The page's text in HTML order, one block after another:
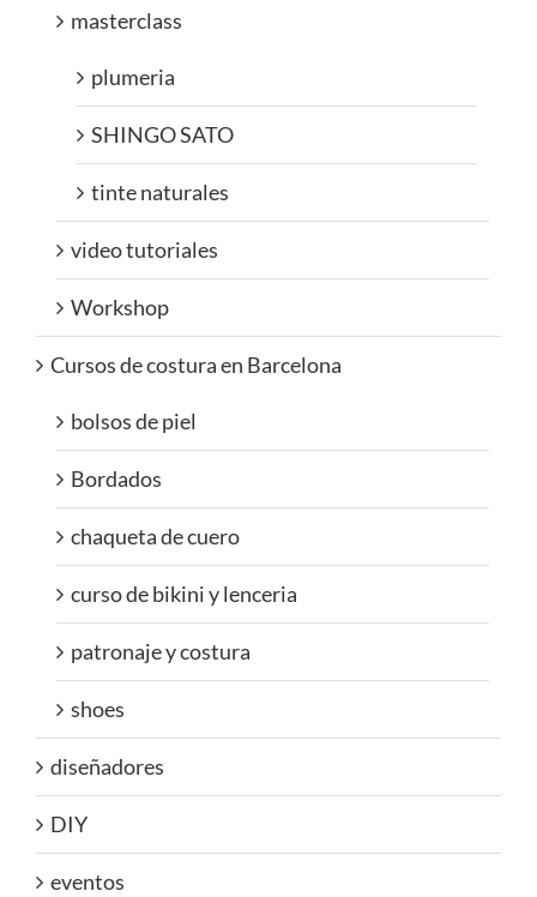
masterclass
plumeria
SHINGO SATO
tinte naturales
video tutoriales
Workshop
Cursos de costura en Barcelona
bolsos de piel
Bordados
chaqueta de cuero
curso de bikini y lenceria
patronaje y costura
shoes
diseñadores
DIY
eventos